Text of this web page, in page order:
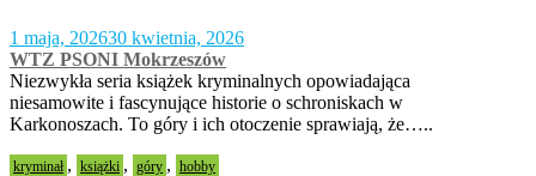
1 maja, 202630 kwietnia, 2026
WTZ PSONI Mokrzeszów
Niezwykła seria książek kryminalnych opowiadająca
niesamowite i fascynujące historie o schroniskach w
Karkonoszach. To góry i ich otoczenie sprawiają, że…..
kryminał , książki , góry , hobby